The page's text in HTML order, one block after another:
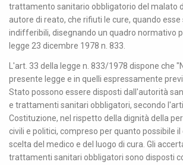
trattamento sanitario obbligatorio del malato
autore di reato, che rifiuti le cure, quando esse
indifferibili, disegnando un quadro normativo
legge 23 dicembre 1978 n. 833.
L'art. 33 della legge n. 833/1978 dispone che
presente legge e in quelli espressamente
Stato possono essere disposti dall'autorità
e trattamenti sanitari obbligatori, secondo
Costituzione, nel rispetto della dignità della
civili e politici, compreso per quanto possibile
scelta del medico e del luogo di cura. Gli
trattamenti sanitari obbligatori sono disposti